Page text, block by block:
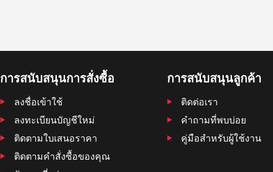
การสนับสนุนการสั่งซื้อ
ลงชื่อเข้าใช้
ลงทะเบียนบัญชีใหม่
ติดตามใบเสนอราคา
ติดตามคําสั่งซื้อของคุณ
การสนับสนุนลูกค้า
ติดต่อเรา
คำถามที่พบบ่อย
คู่มือสำหรับผู้ใช้งาน